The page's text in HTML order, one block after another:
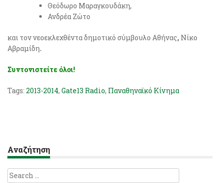
Θεόδωρο Μαραγκουδάκη,
Ανδρέα Ζώτο
και τον νεοεκλεχθέντα δημοτικό σύμβουλο Αθήνας, Νίκο
Αβραμίδη.
Συντονιστείτε όλοι!
Tags: 2013-2014, Gate13 Radio, Παναθηναϊκό Κίνημα
Αναζήτηση
Search